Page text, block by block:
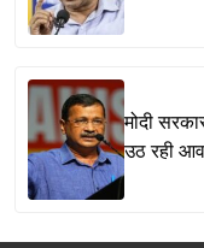
मोदी
उठ रही